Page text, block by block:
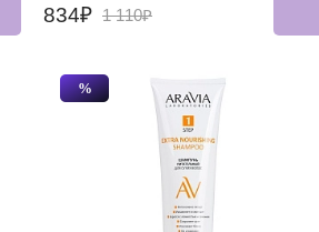
834₽ 1 110₽
%